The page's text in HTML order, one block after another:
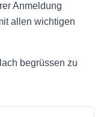
Anmeldung
allen wichtigen
begrüssen zu